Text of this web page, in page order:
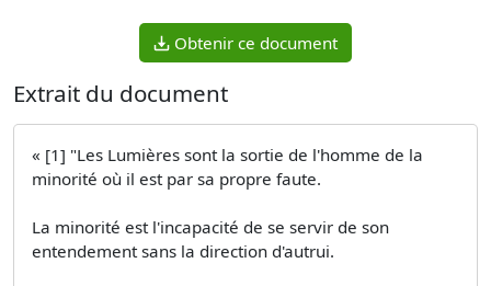
Obtenir ce document
Extrait du document
« [1] "Les Lumières sont la sortie de l'homme de la
minorité où il est par sa propre faute.
La minorité est l'incapacité de se servir de son
entendement sans la direction d'autrui.